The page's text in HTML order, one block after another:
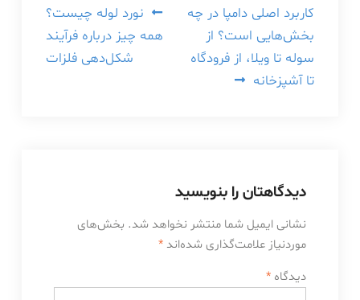
راهبری
نوشته
نورد لوله چیست؟
همه چیز درباره فرآیند
شکل‌دهی فلزات
کاربرد اصلی دامپا در چه
بخش‌هایی است؟ از
سوله تا ویلا، از فرودگاه
تا آشپزخانه
دیدگاهتان را بنویسید
نشانی ایمیل شما منتشر نخواهد شد. بخش‌های
موردنیاز علامت‌گذاری شده‌اند *
دیدگاه *